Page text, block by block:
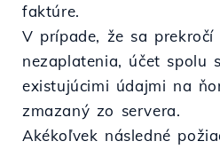
faktúre.
V prípade, že sa
nezaplatenia, účet spolu
existujúcimi údajmi na
zmazaný zo servera.
Akékoľvek následné